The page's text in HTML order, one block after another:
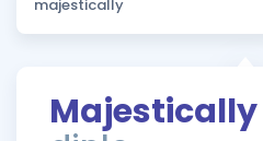
Puan Hesaplama
ÖSYM Sınav Takvimi
Majestically